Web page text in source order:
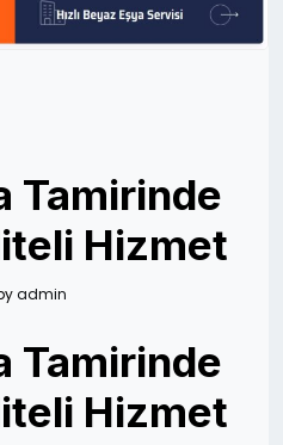
Tamirinde
Hizmet
admin
Tamirinde
Hizmet